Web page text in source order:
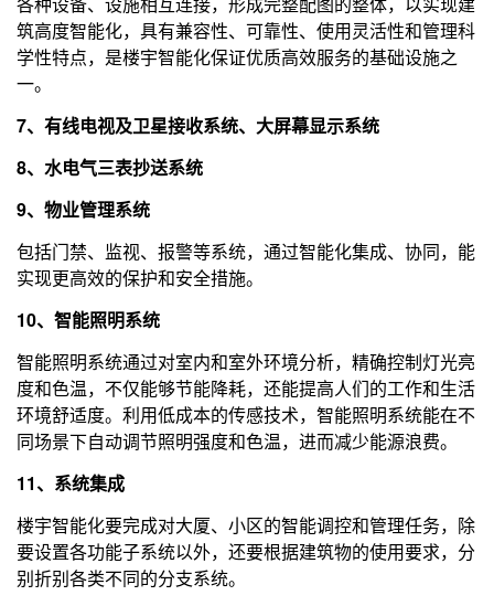
筑高度智能化，具有兼容性、可靠性、使用灵活性和管理科
学性特点，是楼宇智能化保证优质高效服务的基础设施之
一。
7、有线电视及卫星接收系统、大屏幕显示系统
8、水电气三表抄送系统
9、物业管理系统
包括门禁、监视、报警等系统，通过智能化集成、协同，能
实现更高效的保护和安全措施。
10、智能照明系统
智能照明系统通过对室内和室外环境分析，精确控制灯光亮
度和色温，不仅能够节能降耗，还能提高人们的工作和生活
环境舒适度。利用低成本的传感技术，智能照明系统能在不
同场景下自动调节照明强度和色温，进而减少能源浪费。
11、系统集成
楼宇智能化要完成对大厦、小区的智能调控和管理任务，除
要设置各功能子系统以外，还要根据建筑物的使用要求，分
别折别各类不同的分支系统。